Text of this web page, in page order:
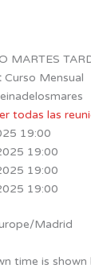
MARTES
Curso Mensual
todas las
19:00
19:00
19:00
19:00
Madrid
time is